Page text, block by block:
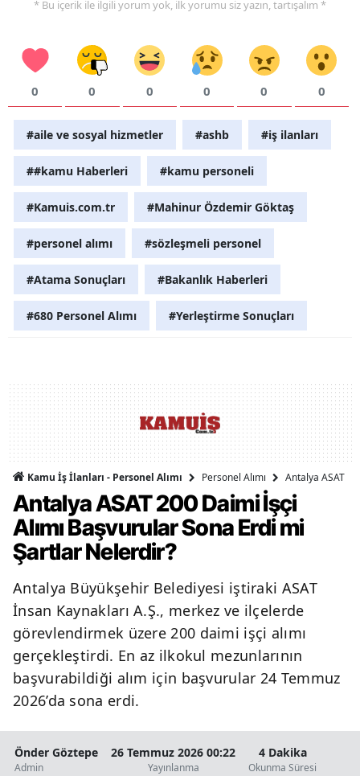
* Bu içerik ile ilgili yorum yok, ilk yorumu siz yazın, tartışalım *
0 0 0 0 0 0
#aile ve sosyal hizmetler #ashb #iş ilanları
##kamu Haberleri #kamu personeli
#Kamuis.com.tr #Mahinur Özdemir Göktaş
#personel alımı #sözleşmeli personel
#Atama Sonuçları #Bakanlık Haberleri
#680 Personel Alımı #Yerleştirme Sonuçları
Kamu İş İlanları - Personel Alımı Personel Alımı Antalya ASAT
Antalya ASAT 200 Daimi İşçi
Alımı Başvurular Sona Erdi mi
Şartlar Nelerdir?
Antalya Büyükşehir Belediyesi iştiraki ASAT
İnsan Kaynakları A.Ş., merkez ve ilçelerde
görevlendirmek üzere 200 daimi işçi alımı
gerçekleştirdi. En az ilkokul mezunlarının
başvurabildiği alım için başvurular 24 Temmuz
2026’da sona erdi.
Önder Göztepe
Admin
26 Temmuz 2026 00:22
Yayınlanma
4 Dakika
Okunma Süresi